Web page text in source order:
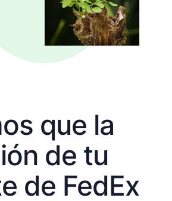
que la
de tu
de FedEx